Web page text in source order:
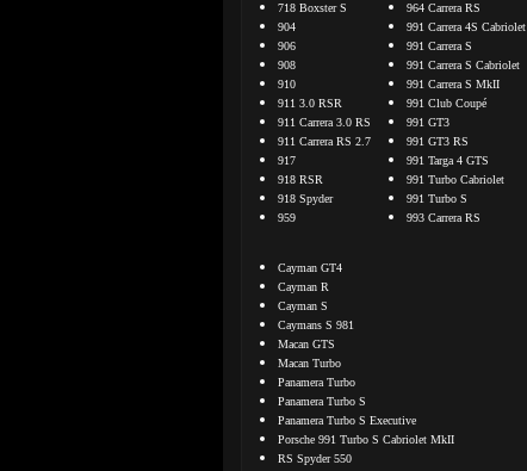
718 Boxster S
904
906
908
910
911 3.0 RSR
911 Carrera 3.0 RS
911 Carrera RS 2.7
917
918 RSR
918 Spyder
959
964 Carrera RS
991 Carrera 4S Cabriolet
991 Carrera S
991 Carrera S Cabriolet
991 Carrera S MkII
991 Club Coupé
991 GT3
991 GT3 RS
991 Targa 4 GTS
991 Turbo Cabriolet
991 Turbo S
993 Carrera RS
Cayman GT4
Cayman R
Cayman S
Caymans S 981
Macan GTS
Macan Turbo
Panamera Turbo
Panamera Turbo S
Panamera Turbo S Executive
Porsche 991 Turbo S Cabriolet MkII
RS Spyder 550